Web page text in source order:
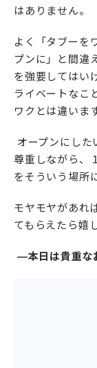
はありません。
よく「タブーを
プンに」と間違
を強要してはい
ライベートなこ
ワクとは違いま
オープンにした
尊重しながら、
をそういう場所
モヤモヤがあれ
てもらえたら嬉
―本日は貴重な